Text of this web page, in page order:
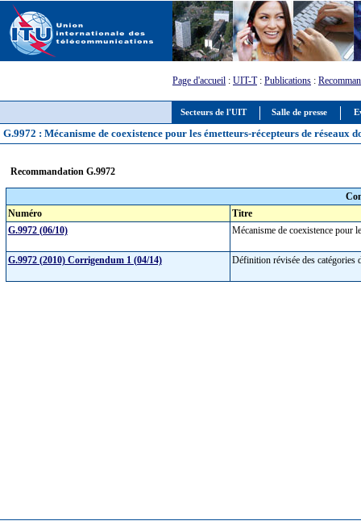
Secteurs de l'UIT Salle de presse
Page d'accueil : UIT-T: Publications :
G.9972 : Mécanisme de coexistence pour les émetteurs-récepteurs de réseaux
Recommandation G.9972
Numéro
Titre
G.9972 (06/10)
Mécanisme de coexistence pour
G.9972 (2010) Corrigendum 1 (04/14) Définition révisée des catégories